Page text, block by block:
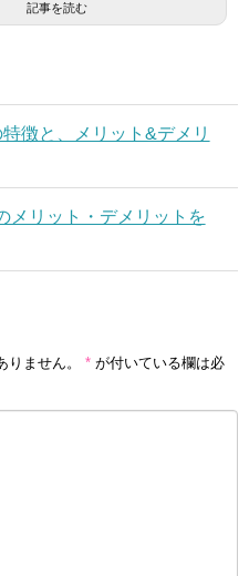
記事を読む
徴と、メリット&デメリ
メリット・デメリットを
ません。 * が付いている欄は必